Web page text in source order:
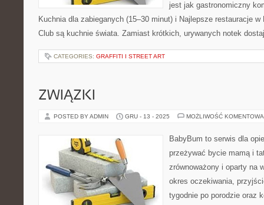
jest jak gastronomiczny
Kuchnia dla zabieganych (15–30 minut) i Najlepsze restauracje w
Club są kuchnie świata. Zamiast krótkich, urywanych notek
CATEGORIES: GRAFFITI I STREET ART
ZWIĄZKI
POSTED BY ADMIN GRU - 13 - 2025 MOŻLIWOŚĆ
BabyBum to serwis dla
przeżywać bycie mamą i
zrównoważony i oparty na
okres oczekiwania,
tygodnie po porodzie oraz